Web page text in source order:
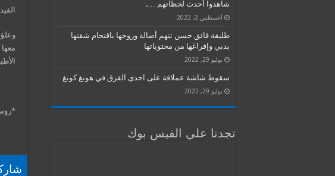
وعلق
شاهدوا أحدث لحظاتهم ….
أغسطس 2, 2022
طليقة فائق حسن تتهم أصالة وزوجها باقتحام شقتها
بدبي وإفراغها من محتوياتها
يوليو 29, 2022
سقوط شاشة عملاقة على احدى الفرق في هونغ كونغ
يوليو 29, 2022
تجدنا علي الفيس بوك